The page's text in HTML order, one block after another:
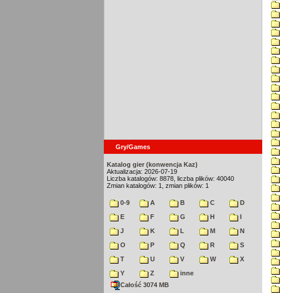
Gry/Games
Katalog gier (konwencja Kaz)
Aktualizacja: 2026-07-19
Liczba katalogów: 8878, liczba plików: 40040
Zmian katalogów: 1, zmian plików: 1
0-9 A B C
D
E
F G H
I
J
K L M
N
O
P Q R
S
T
U V W
X
Y
Z
inne
Całość 3074 MB